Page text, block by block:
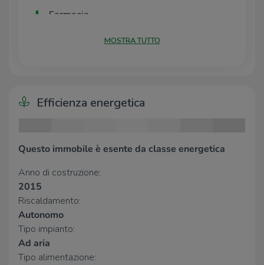
moltissimi parcheggi pubblici situati di fronte alla
Farmacia
EuroSpin
U2
2,8 Km
MD Market
Bar
Strabar
Bar Tower
Bar
MOSTRA TUTTO
Efficienza energetica
Questo immobile è esente da classe energetica
Anno di costruzione:
2015
Riscaldamento:
Autonomo
Tipo impianto:
Ad aria
Tipo alimentazione: